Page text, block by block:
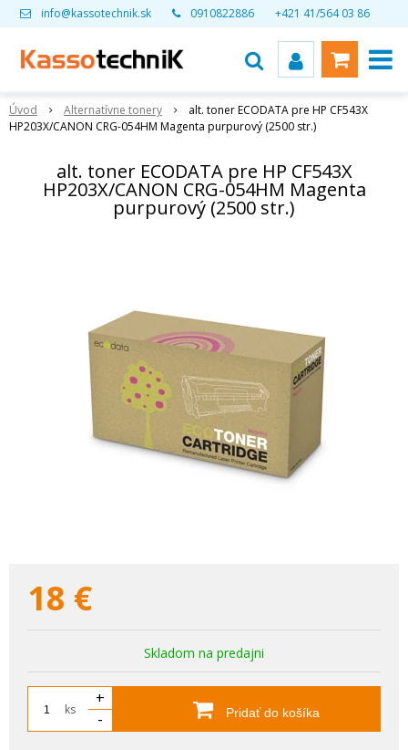
info@kassotechnik.sk 0910822886 +421 41/564 03 86
Úvod Alternatívne tonery
alt. toner ECODATA pre HP CF543X
HP203X/CANON CRG-054HM Magenta purpurový (2500 str.)
alt. toner ECODATA pre HP CF543X
HP203X/CANON CRG-054HM Magenta
purpurový (2500 str.)
18 €
Skladom na predajni
ks
+
-
Pridať do košíka